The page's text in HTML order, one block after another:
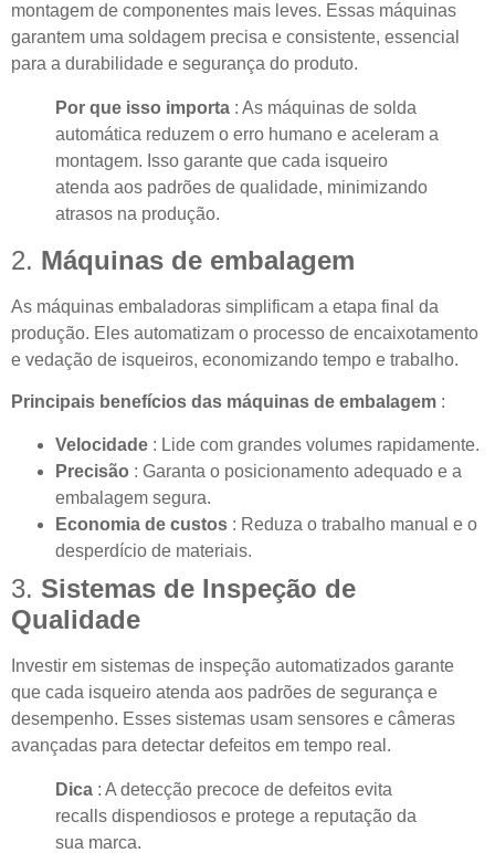
montagem de componentes mais leves. Essas máquinas
garantem uma soldagem precisa e consistente, essencial
para a durabilidade e segurança do produto.
Por que isso importa : As máquinas de solda
automática reduzem o erro humano e aceleram a
montagem. Isso garante que cada isqueiro
atenda aos padrões de qualidade, minimizando
atrasos na produção.
2. Máquinas de embalagem
As máquinas embaladoras simplificam a etapa final da
produção. Eles automatizam o processo de encaixotamento
e vedação de isqueiros, economizando tempo e trabalho.
Principais benefícios das máquinas de embalagem :
Velocidade : Lide com grandes volumes rapidamente.
Precisão : Garanta o posicionamento adequado e a
embalagem segura.
Economia de custos : Reduza o trabalho manual e o
desperdício de materiais.
3. Sistemas de Inspeção de
Qualidade
Investir em sistemas de inspeção automatizados garante
que cada isqueiro atenda aos padrões de segurança e
desempenho. Esses sistemas usam sensores e câmeras
avançadas para detectar defeitos em tempo real.
Dica : A detecção precoce de defeitos evita
recalls dispendiosos e protege a reputação da
sua marca.